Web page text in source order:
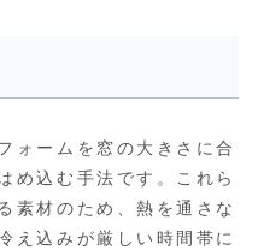
ォームを窓の大きさに合
め込む手法です。これら
素材のため、熱を通さな
え込みが厳しい時間帯に